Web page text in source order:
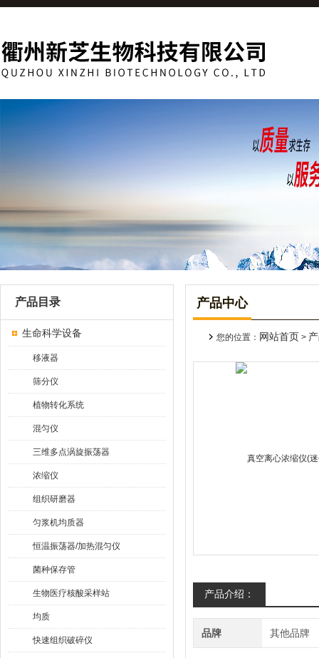
产品目录
生命科学设备
移液器
筛分仪
植物转化系统
混匀仪
三维多点涡旋振荡器
浓缩仪
组织研磨器
匀浆机均质器
恒温振荡器/加热混匀仪
菌种保存管
生物医疗核酸采样站
均质
快速组织破碎仪
产品中心
您的位置： 网站首页 >
产品介绍：
品牌 其他品牌